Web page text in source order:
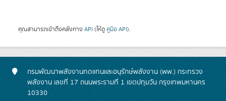
คุณสามารถเข้าถึงคลังทาง API (ให้ดู คู่มือ API).
กรมพัฒนาพลังงานทดแทนและอนุรักษ์พลังงาน (พพ.) กระทรวง
พลังงาน เลขที่ 17 ถนนพระรามที่ 1 เขตปทุมวัน กรุงเทพมหานคร
10330